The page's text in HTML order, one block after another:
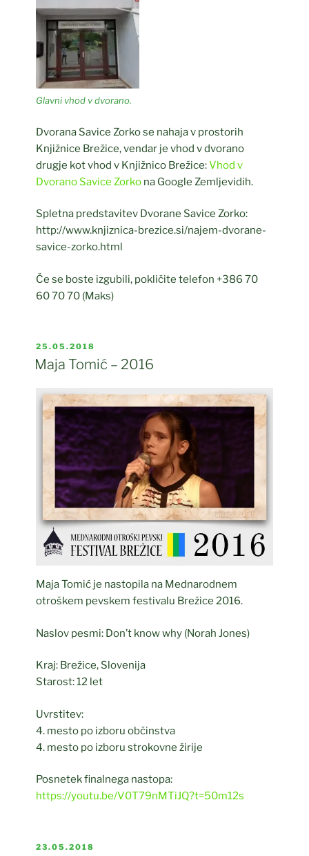
Glavni vhod v dvorano.
Dvorana Savice Zorko se nahaja v prostorih
Knjižnice Brežice, vendar je vhod v dvorano
drugje kot vhod v Knjižnico Brežice:Vhod v
Dvorano Savice Zorko na Google Zemljevidih.
Spletna predstavitev Dvorane Savice Zorko:
http://www.knjiznica-brezice.si/najem-dvorane-
savice-zorko.html
Če se boste izgubili, pokličite telefon +386 70
60 70 70 (Maks)
OBJAVLJENO
DNE
25.05.2018
Maja Tomić – 2016
Maja Tomić je nastopila na Mednarodnem
otroškem pevskem festivalu Brežice 2016.
Naslov pesmi: Don’t know why (Norah Jones)
Kraj: Brežice, Slovenija
Starost: 12 let
Uvrstitev:
4. mesto po izboru občinstva
4. mesto po izboru strokovne žirije
Posnetek finalnega nastopa:
https://youtu.be/V0T79nMTiJQ?t=50m12s
OBJAVLJENO
23.05.2018